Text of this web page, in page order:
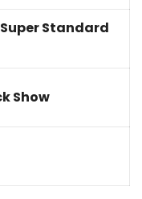
Super Standard
Show